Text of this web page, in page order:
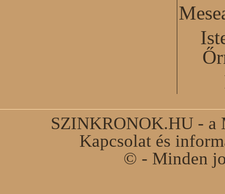
SZINKRONOK.HU - a
Kapcsolat és
© - Minden